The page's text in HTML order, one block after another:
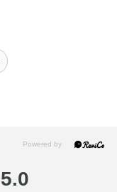
・BHT・エチルヘ
・ジミリスチン酸
キシエタノー
ル－6・ジカプリ
10・ミリスチン
イソノナン酸イソ
油・サフラワー
5.0